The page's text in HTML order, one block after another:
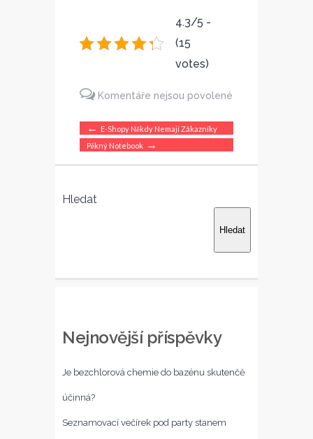
4.3/5 -
(15
votes)
Komentáře nejsou povolené
textu
Moderní
←
E-Shopy Někdy Nemají Zákazníky
Pěkný Notebook →
Hledat
Hledat
Nejnovější příspěvky
Je bezchlorová chemie do bazénu skutenčě
účinná?
Seznamovací večírek pod party stanem